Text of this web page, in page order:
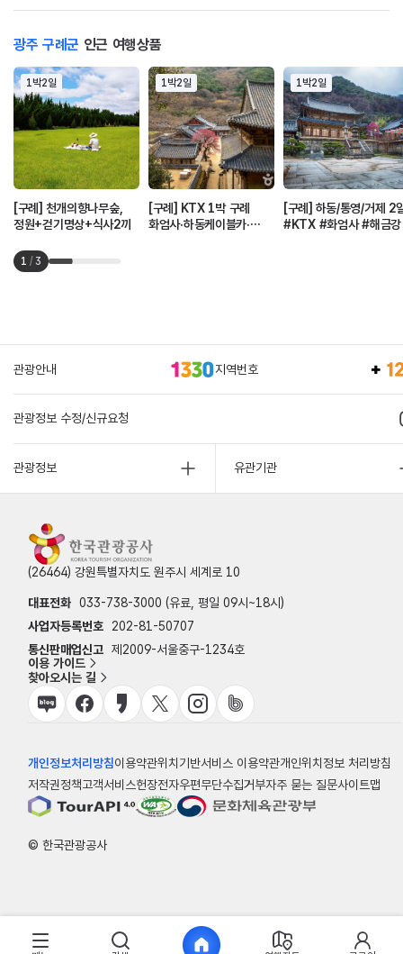
광주 구례군 인근 여행상품
1박2일
[구례] 천개의향나무숲,
정원+걷기명상+식사2끼
1박2일
[구례] KTX 1박 구례
화엄사·하동케이블카·
1박2일
[구례] 하동/통영/거제 2
#KTX #화엄사 #해금강
1 / 3
관광안내 지역번호
관광정보 수정/신규요청
관광정보 유관기관
(26464) 강원특별자치도 원주시 세계로 10
대표전화 033-738-3000 (유료, 평일 09시~18시)
사업자등록번호
202-81-50707
통신판매업신고 제2009-서울중구-1234호
이용 가이드
찾아오시는 길
개인정보처리방침이용약관위치기반서비스 이용약관개인위치정보 처리방침
저작권정책고객서비스헌장전자우편무단수집거부자주 묻는 질문사이트맵
© 한국관광공사